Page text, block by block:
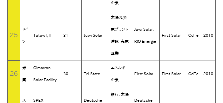
企業
25
ドイ
ツ
Tutow I, II 31 Juwi Solar
太陽光発
電プラント
建設・売電
企業
Juwi Solar,
RIO Energie
First Solar CdTe 2010
26
米
国
Cimarron
Solar Facility
30 Tri-State
エネルギー
企業
First Solar First Solar CdTe 2010
ス SPEX Deutsche
銀行, 太陽
Deutsche